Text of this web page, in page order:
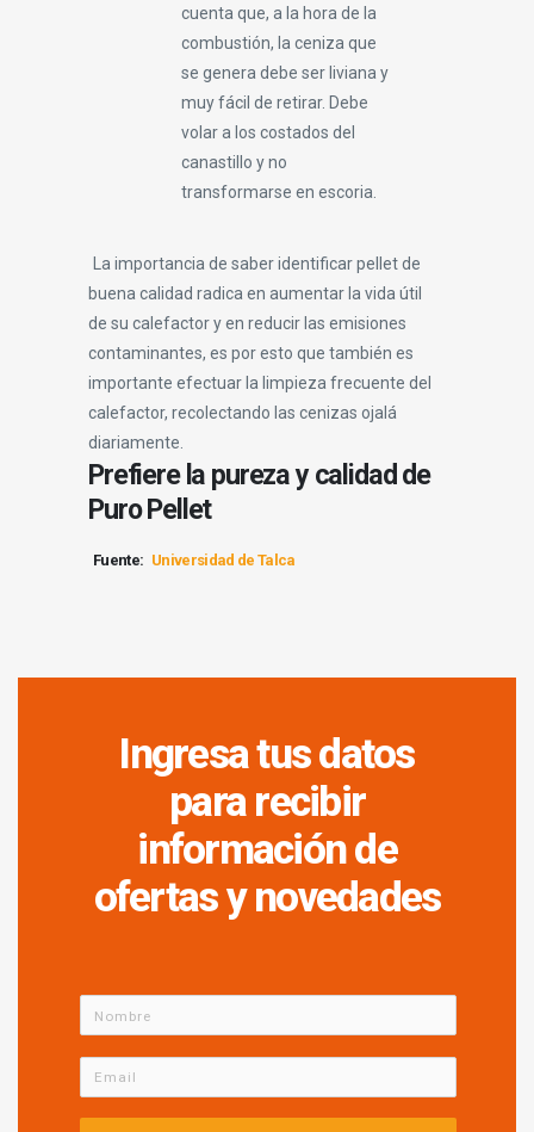
cuenta que, a la hora de la
combustión, la ceniza que
se genera debe ser liviana y
muy fácil de retirar. Debe
volar a los costados del
canastillo y no
transformarse en escoria.
La importancia de saber identificar pellet de
buena calidad radica en aumentar la vida útil
de su calefactor y en reducir las emisiones
contaminantes, es por esto que también es
importante efectuar la limpieza frecuente del
calefactor, recolectando las cenizas ojalá
diariamente.
Prefiere la pureza y calidad de
Puro Pellet
Fuente: Universidad de Talca
Ingresa tus datos
para recibir
información de
ofertas y novedades